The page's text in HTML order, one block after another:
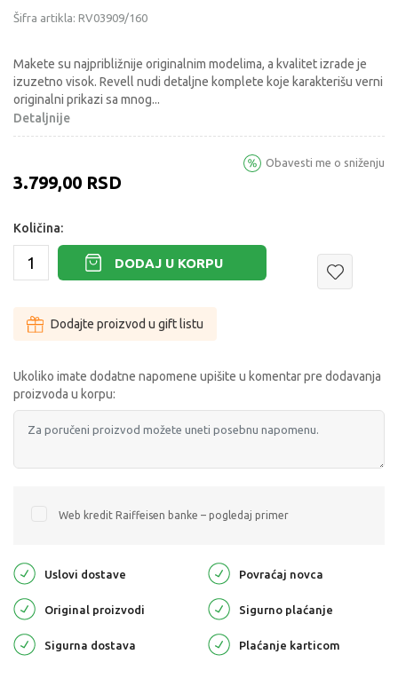
Šifra artikla: RV03909/160
Makete su najpribližnije originalnim modelima, a kvalitet izrade je
izuzetno visok. Revell nudi detaljne komplete koje karakterišu verni
originalni prikazi sa mnog...
Detaljnije
3.799,00 RSD
Obavesti me o sniženju
Količina:
DODAJ U KORPU
Dodajte proizvod u gift listu
Ukoliko imate dodatne napomene upišite u komentar pre dodavanja
proizvoda u korpu:
Web kredit Raiffeisen banke – pogledaj primer
Uslovi dostave Povraćaj novca
Original proizvodi Sigurno plaćanje
Sigurna dostava Plaćanje karticom